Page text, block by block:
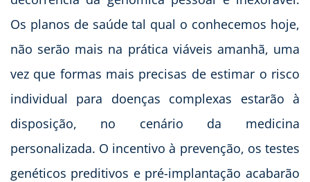
Os planos de saúde tal qual o conhecemos hoje,
não serão mais na prática viáveis amanhã, uma
vez que formas mais precisas de estimar o risco
individual para doenças complexas estarão à
disposição, no cenário da medicina
personalizada. O incentivo à prevenção, os testes
genéticos preditivos e pré-implantação acabarão